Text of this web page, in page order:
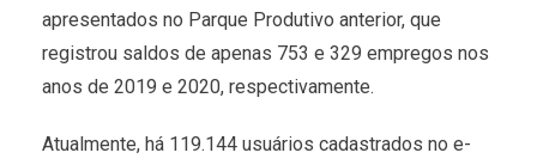
apresentados no Parque Produtivo anterior, que
registrou saldos de apenas 753 e 329 empregos nos
anos de 2019 e 2020, respectivamente.
Atualmente, há 119.144 usuários cadastrados no e-